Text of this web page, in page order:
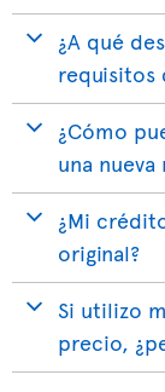
¿A qué
requisitos
¿Cómo
una nueva
¿Mi
original?
Si utilizo
precio,